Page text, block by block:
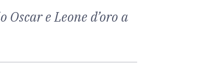
e Leone d’oro a